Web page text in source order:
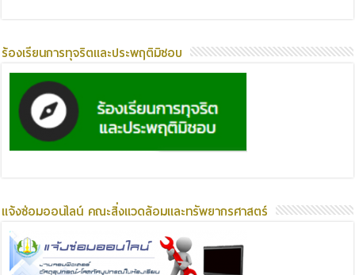
ร้องเรียนการทุจริตและประพฤติมิชอบ
แจ้งซ่อมออนไลน์ คณะสิ่งแวดล้อมและทรัพยากรศาสตร์